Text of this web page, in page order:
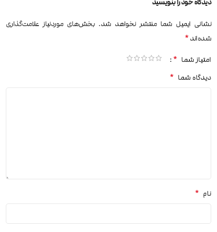
دیدگاه خود را بنویسید
نشانی ایمیل شما منتشر نخواهد شد. بخش‌های موردنیاز علامت‌گذاری
شده‌اند*
امتیاز شما *
دیدگاه شما *
نام *